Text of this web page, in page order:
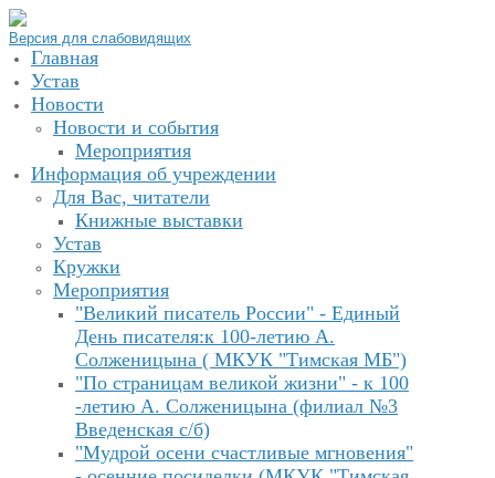
Версия для слабовидящих
Главная
Устав
Новости
Новости и события
Мероприятия
Информация об учреждении
Для Вас, читатели
Книжные выставки
Устав
Кружки
Мероприятия
"Великий писатель России" - Единый
День писателя:к 100-летию А.
Солженицына ( МКУК "Тимская МБ")
"По страницам великой жизни" - к 100
-летию А. Солженицына (филиал №3
Введенская с/б)
"Мудрой осени счастливые мгновения"